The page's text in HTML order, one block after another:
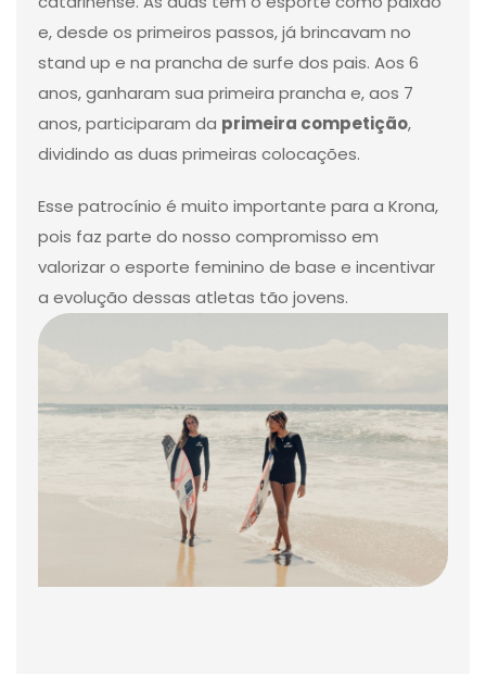
e, desde os primeiros passos, já brincavam no
stand up e na prancha de surfe dos pais. Aos 6
anos, ganharam sua primeira prancha e, aos 7
anos, participaram da primeira competição,
dividindo as duas primeiras colocações.
Esse patrocínio é muito importante para a Krona,
pois faz parte do nosso compromisso em
valorizar o esporte feminino de base e incentivar
a evolução dessas atletas tão jovens.